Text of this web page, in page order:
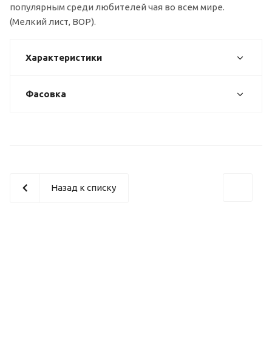
популярным среди любителей чая во всем мире.
(Мелкий лист, BOP).
Характеристики
Фасовка
Назад к списку